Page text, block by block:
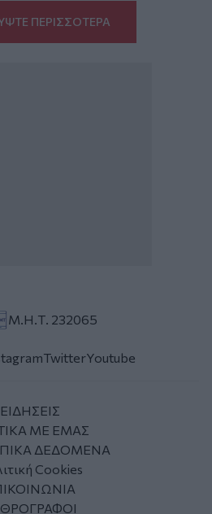
ΠΕΡΙΣΣΟΤΕΡΑ
Μ.Η.Τ. 232065
TwitterYoutube
ΕΙΔΗΣΕΙΣ
ΜΕ ΕΜΑΣ
ΔΕΔΟΜΕΝΑ
Cookies